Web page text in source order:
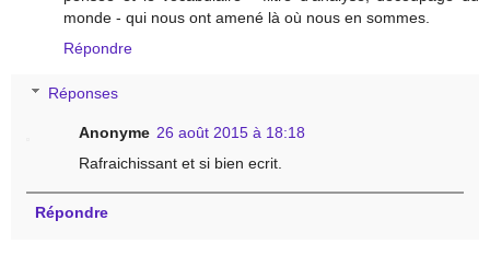
monde - qui nous ont amené là où nous en sommes.
Répondre
Réponses
Anonyme 26 août 2015 à 18:18
Rafraichissant et si bien ecrit.
Répondre